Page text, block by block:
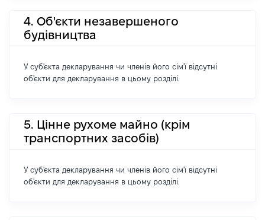
4. Об'єкти незавершеного
будівництва
У суб'єкта декларування чи членів його сім'ї відсутні
об'єкти для декларування в цьому розділі.
5. Цінне рухоме майно (крім
транспортних засобів)
У суб'єкта декларування чи членів його сім'ї відсутні
об'єкти для декларування в цьому розділі.